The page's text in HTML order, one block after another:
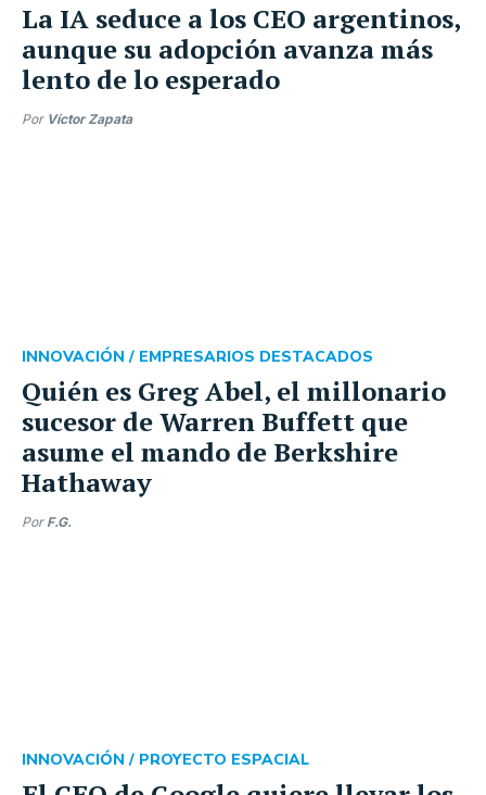
La IA seduce a los CEO argentinos,
aunque su adopción avanza más
lento de lo esperado
Por Víctor Zapata
Quién es Greg Abel, el millonario
sucesor de Warren Buffett que
asume el mando de Berkshire
Hathaway
INNOVACIÓN / EMPRESARIOS DESTACADOS
Por F.G.
INNOVACIÓN / PROYECTO ESPACIAL